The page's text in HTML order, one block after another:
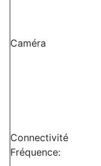
Caméra
Connectivité
Fréquence: